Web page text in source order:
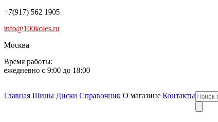
+7(917) 562 1905
info@100koles.ru
Москва
Время работы:
ежедневно с 9:00 до 18:00
Главная Шины Диски Справочник О магазине Контакты